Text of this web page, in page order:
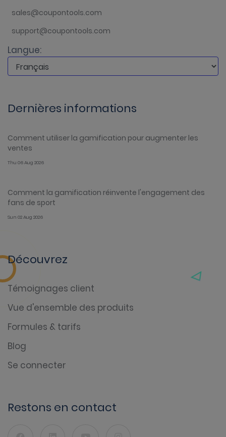
sales@coupontools.com
support@coupontools.com
Langue:
Dernières informations
Comment utiliser la gamification pour augmenter les
ventes
Thu 06 Aug 2026
Comment la gamification réinvente l'engagement des
fans de sport
Sun 02 Aug 2026
Découvrez
Témoignages client
Vue d'ensemble des produits
Formules & tarifs
Blog
Se connecter
Restons en contact